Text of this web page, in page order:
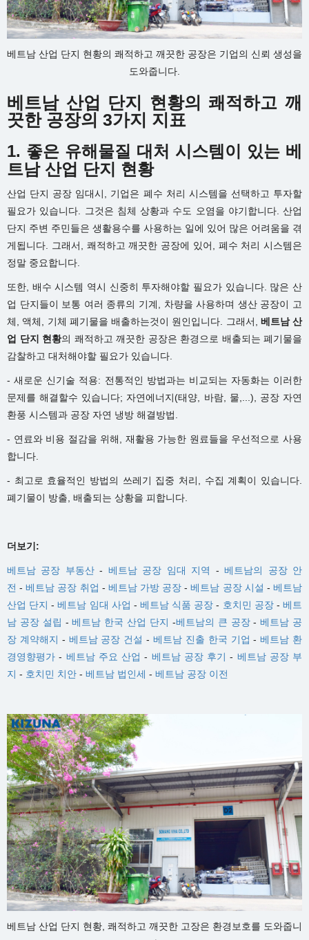
베트남 산업 단지 현황의 쾌적하고 깨끗한 공장은 기업의 신뢰 생성을
도와줍니다.
베트남 산업 단지 현황의 쾌적하고 깨
끗한 공장의 3가지 지표
1. 좋은 유해물질 대처 시스템이 있는 베
트남 산업 단지 현황
산업 단지 공장 임대시, 기업은 폐수 처리 시스템을 선택하고 투자할
필요가 있습니다. 그것은 침체 상황과 수도 오염을 야기합니다. 산업
단지 주변 주민들은 생활용수를 사용하는 일에 있어 많은 어려움을 겪
게됩니다. 그래서, 쾌적하고 깨끗한 공장에 있어, 폐수 처리 시스템은
정말 중요합니다.
또한, 배수 시스템 역시 신중히 투자해야할 필요가 있습니다. 많은 산
업 단지들이 보통 여러 종류의 기계, 차량을 사용하며 생산 공장이 고
체, 액체, 기체 폐기물을 배출하는것이 원인입니다. 그래서, 베트남 산
업 단지 현황의 쾌적하고 깨끗한 공장은 환경으로 배출되는 폐기물을
감찰하고 대처해야할 필요가 있습니다.
- 새로운 신기술 적용: 전통적인 방법과는 비교되는 자동화는 이러한
문제를 해결할수 있습니다; 자연에너지(태양, 바람, 물,...), 공장 자연
환풍 시스템과 공장 자연 냉방 해결방법.
- 연료와 비용 절감을 위해, 재활용 가능한 원료들을 우선적으로 사용
합니다.
- 최고로 효율적인 방법의 쓰레기 집중 처리, 수집 계획이 있습니다.
폐기물이 방출, 배출되는 상황을 피합니다.
더보기:
베트남 공장 부동산- 베트남 공장 임대 지역 -베트남의 공장 안
전 -베트남 공장 취업 - 베트남 가방 공장 -베트남 공장 시설 -베트남
산업 단지 -베트남 임대 사업 -베트남 식품 공장 - 호치민 공장-베트
남 공장 설립 -베트남 한국 산업 단지 -베트남의 큰 공장-베트남 공
장 계약해지 - 베트남 공장 건설 - 베트남 진출 한국 기업 -베트남 환
경영향평가 - 베트남 주요 산업 - 베트남 공장 후기 - 베트남 공장 부
지 - 호치민 치안 - 베트남 법인세 - 베트남 공장 이전
베트남 산업 단지 현황, 쾌적하고 깨끗한 고장은 환경보호를 도와줍니